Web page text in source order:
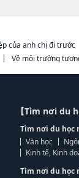
của anh chị đi trước
Về môi trường
【Tìm nơi du
Tìm nơi du học
Văn học
Kinh tế, Kinh
Tìm nơi du học